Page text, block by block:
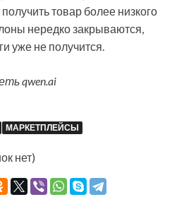
товар более низкого
нередко закрываются,
уже не получится.
qwen.ai
МАРКЕТПЛЕЙСЫ
нет)